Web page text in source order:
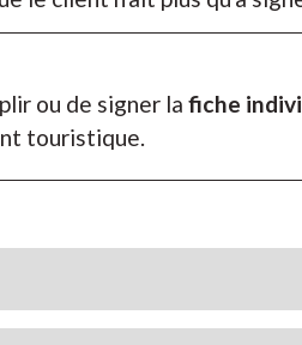
ou de signer la fiche
touristique.